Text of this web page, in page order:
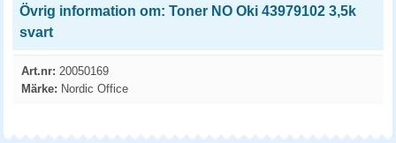
Övrig information om: Toner NO Oki 43979102 3,5k
svart
Art.nr: 20050169
Märke: Nordic Office